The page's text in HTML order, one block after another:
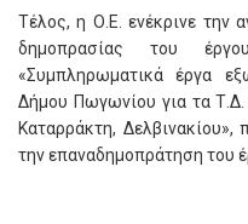
Τέλος, η Ο.Ε. ενέκρινε την
δημοπρασίας του
«Συμπληρωματικά έργα
Δήμου Πωγωνίου για τα
Καταρράκτη,
την επαναδημοπράτηση του